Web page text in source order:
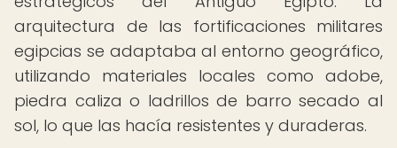
arquitectura de las fortificaciones militares
egipcias se adaptaba al entorno geográfico,
utilizando materiales locales como adobe,
piedra caliza o ladrillos de barro secado al
sol, lo que las hacía resistentes y duraderas.